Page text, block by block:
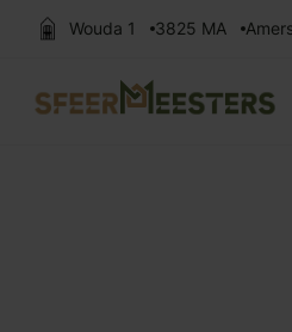
Wouda 1 3825 MA